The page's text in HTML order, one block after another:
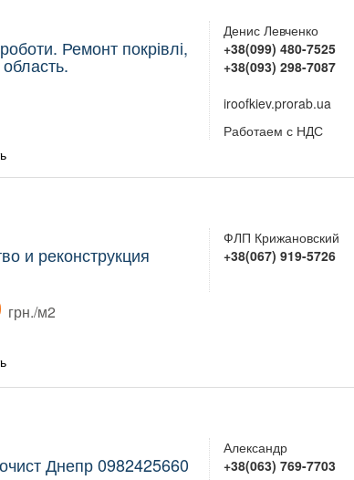
Ремонт покрівлі,
Денис Левченко
+38(099) 480-7525
+38(093) 298-7087
iroofkiev.prorab.ua
Работаем с НДС
и реконструкция
грн./м2
ФЛП Крижановский
+38(067) 919-5726
Днепр 0982425660
Александр
+38(063) 769-7703